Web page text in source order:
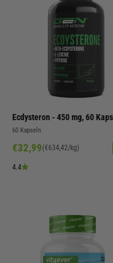
Ecdysteron - 450 mg, 60
60 Kapseln
Angebot
€32,99(€634,42/kg)
4.4